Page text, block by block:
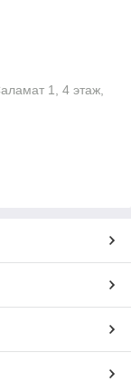
1, 4 этаж,